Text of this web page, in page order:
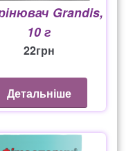
Grandis,
10 г
22грн
Детальніше